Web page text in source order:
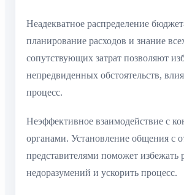
Неадекватное распределение
планирование расходов и знание
сопутствующих затрат позволяют
непредвиденных обстоятельств,
процесс.
Неэффективное взаимодействие с
органами. Установление общения с
представителями поможет избежать
недоразумений и ускорить процесс.